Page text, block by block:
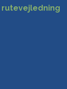
rutevejledning